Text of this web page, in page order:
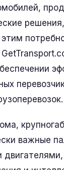
решения,
важные